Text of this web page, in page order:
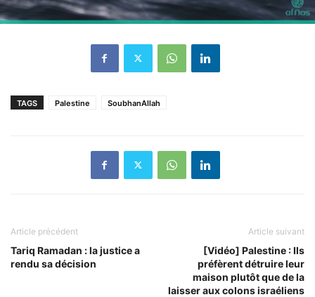
TAGS Palestine SoubhanAllah
Article précédent
Tariq Ramadan : la justice a
rendu sa décision
Article suivant
[Vidéo] Palestine : Ils
préfèrent détruire leur
maison plutôt que de la
laisser aux colons israéliens